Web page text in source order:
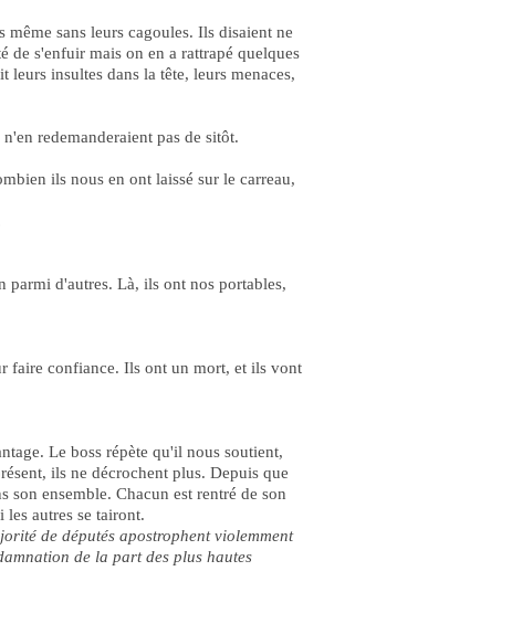
sans leurs cagoules. Ils disaient ne
de s'enfuir mais on en a rattrapé quelques
insultes dans la tête, leurs menaces,
redemanderaient pas de sitôt.
ils nous en ont laissé sur le carreau,
d'autres. Là, ils ont nos portables,
faire confiance. Ils ont un mort, et ils vont
Le boss répète qu'il nous soutient,
ils ne décrochent plus. Depuis que
son ensemble. Chacun est rentré de son
autres se tairont.
de députés apostrophent violemment
de la part des plus hautes